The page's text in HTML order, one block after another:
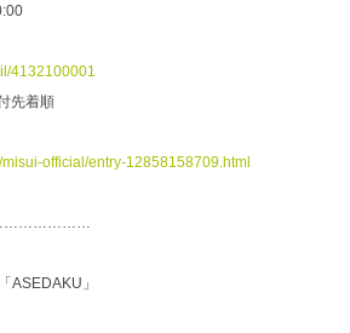
4132100001
先着順
official/entry-12858158709.html
ASEDAKU」